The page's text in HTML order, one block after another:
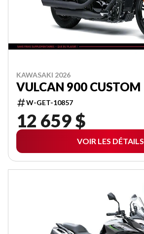
KAWASAKI 2026
VULCAN 900 CUSTOM
W-GET-10857
12 659 $
VOIR LES DÉTAILS